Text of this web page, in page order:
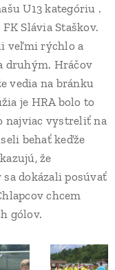
U13 kategóriu .
Slávia Staškov.
veľmi rýchlo a
druhým. Hráčov
vedia na bránku
je HRA bolo to
najviac vystreliť na
behať keďže
že
dokázali posúvať
chcem
gólov.